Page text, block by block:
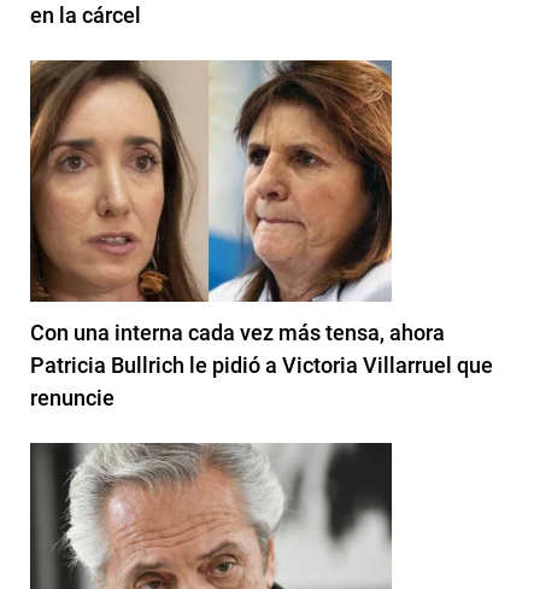
en la cárcel
Con una interna cada vez más tensa, ahora
Patricia Bullrich le pidió a Victoria Villarruel que
renuncie